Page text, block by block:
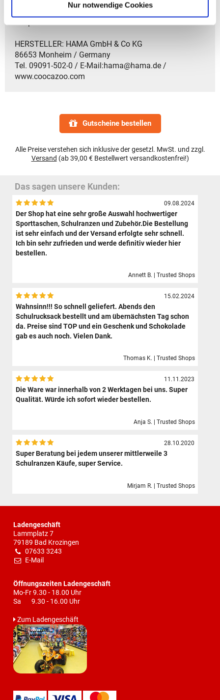
Nur notwendige Cookies
- 2-Wege-Rundbogenreißverschluss
HERSTELLER: HAMA GmbH & Co KG
86653 Monheim / Germany
Tel. 09091-502-0 / E-Mail:hama@hama.de /
www.coocazoo.com
Gutscheine bestellen
Alle Preise verstehen sich inklusive der gesetzl. MwSt. und zzgl.
Versand (ab 39,00 € Bestellwert versandkostenfrei!)
Das sagen unsere Kunden:
09.08.2024
Der Shop hat eine sehr große Auswahl hochwertiger
Sporttaschen, Schulranzen und Zubehör.Die Bestellung
ist sehr einfach und der Versand erfolgte sehr schnell.
Ich bin sehr zufrieden und werde definitiv wieder hier
bestellen.
Annett B. | Trusted Shops
15.02.2024
Wahnsinn!!! So schnell geliefert. Abends den
Schulrucksack bestellt und am übernächsten Tag schon
da. Preise sind TOP und ein Geschenk und Schokolade
gab es auch noch. Vielen Dank.
Thomas K. | Trusted Shops
11.11.2023
Die Ware war innerhalb von 2 Werktagen bei uns. Super
Qualität. Würde ich sofort wieder bestellen.
Anja S. | Trusted Shops
28.10.2020
Super Beratung bei jedem unserer mittlerweile 3
Schulranzen Käufe, super Service.
Mirjam R. | Trusted Shops
Ladengeschäft
Lammplatz 7
79189 Bad Krozingen
07633 3243
E-Mail
Öffnungszeiten Ladengeschäft
Mo-Fr 9.30 - 18.00 Uhr
Sa 9.30 - 16.00 Uhr
Zum Ladengeschäft